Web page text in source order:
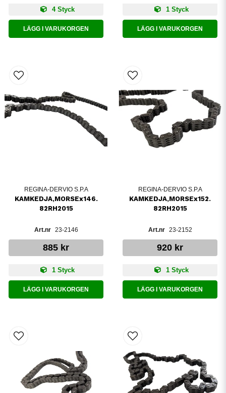
4 Styck
LÄGG I VARUKORGEN
1 Styck
LÄGG I VARUKORGEN
REGINA-DERVIO S.P.A
KAMKEDJA,MORSEx146.
82RH2015
23-2146
885 kr
1 Styck
LÄGG I VARUKORGEN
REGINA-DERVIO S.P.A
KAMKEDJA,MORSEx152.
82RH2015
23-2152
920 kr
1 Styck
LÄGG I VARUKORGEN